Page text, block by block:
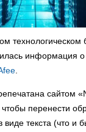
технологическом
информация о
.
сайтом
перенести
виде текста (что и